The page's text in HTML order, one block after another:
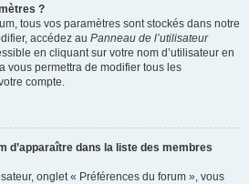
?
tous vos paramètres sont stockés dans notre
accédez au Panneau de l’utilisateur
en cliquant sur votre nom d’utilisateur en
vous permettra de modifier tous les
compte.
d’apparaître dans la liste des membres
onglet « Préférences du forum », vous